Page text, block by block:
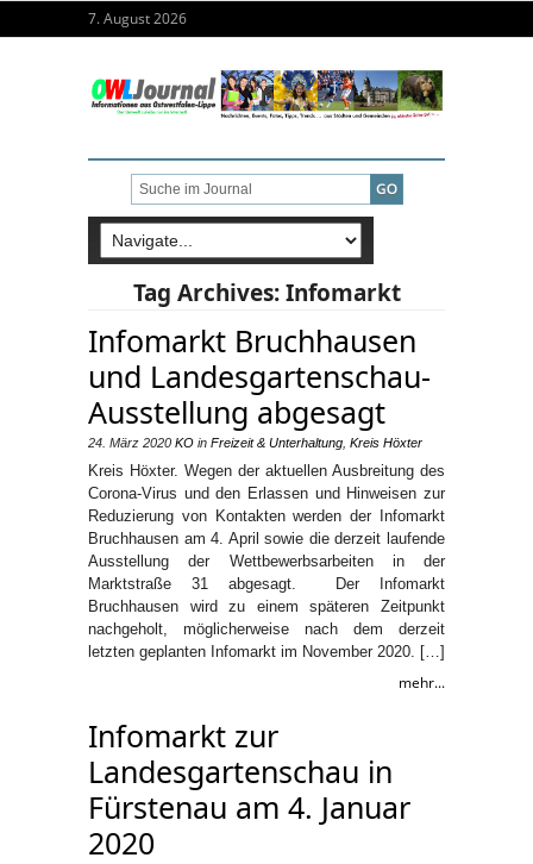
7. August 2026
Tag Archives:Infomarkt
Infomarkt Bruchhausen
und Landesgartenschau-
Ausstellung abgesagt
24. März 2020 KO in Freizeit & Unterhaltung Kreis Höxter
Kreis Höxter. Wegen der aktuellen Ausbreitung des
Corona-Virus und den Erlassen und Hinweisen zur
Reduzierung von Kontakten werden der Infomarkt
Bruchhausen am 4. April sowie die derzeit laufende
Ausstellung der Wettbewerbsarbeiten in der
Marktstraße 31 abgesagt. Der Infomarkt
Bruchhausen wird zu einem späteren Zeitpunkt
nachgeholt, möglicherweise nach dem derzeit
letzten geplanten Infomarkt im November 2020. […]
mehr...
Infomarkt zur
Landesgartenschau in
Fürstenau am 4. Januar
2020